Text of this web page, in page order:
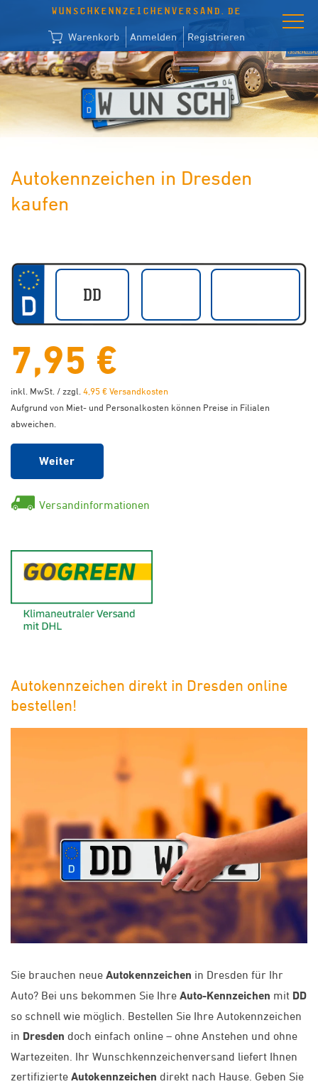
WUNSCHKENNZEICHENVERSAND.DE
Warenkorb Anmelden Registrieren
Autokennzeichen in Dresden
kaufen
7,95 €
inkl. MwSt. / zzgl. 4,95 € Versandkosten
Aufgrund von Miet- und Personalkosten können Preise in Filialen
abweichen.
Weiter
Versandinformationen
Autokennzeichen direkt in Dresden online
bestellen!
Sie brauchen neue Autokennzeichen in Dresden für Ihr
Auto? Bei uns bekommen Sie Ihre Auto-Kennzeichen mit DD
so schnell wie möglich. Bestellen Sie Ihre Autokennzeichen
in Dresden doch einfach online – ohne Anstehen und ohne
Wartezeiten. Ihr Wunschkennzeichenversand liefert Ihnen
zertifizierte Autokennzeichen direkt nach Hause. Geben Sie